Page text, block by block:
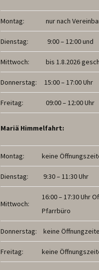
Montag: nur nach
Dienstag: 9:00 – 12:00 und
Mittwoch: bis 1.8.2026
Donnerstag: 15:00 – 17:00 Uhr
Freitag: 09:00 – 12:00 Uhr
Mariä Himmelfahrt:
Montag: keine
Dienstag: 9:30 – 11:30 Uhr
Mittwoch:
16:00 – 17:30 Uhr
Pfarrbüro
Donnerstag: keine
Freitag: keine